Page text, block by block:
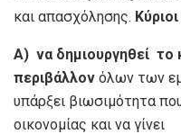
και απασχόλησης. Κύριοι
Α) να δημιουργηθεί το
περιβάλλον όλων των
υπάρξει βιωσιμότητα
οικονομίας και να γίνει